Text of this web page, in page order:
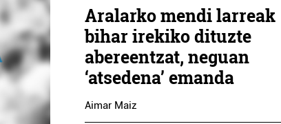
Aralarko mendi larreak
bihar irekiko dituzte
abereentzat, neguan
‘atsedena’ emanda
Aimar Maiz